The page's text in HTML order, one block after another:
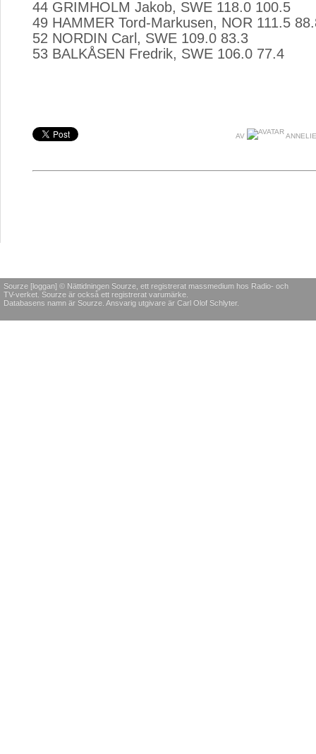
44 GRIMHOLM Jakob, SWE 118.0 100.5
49 HAMMER Tord-Markusen, NOR 111.5
52 NORDIN Carl, SWE 109.0 83.3
53 BALKÅSEN Fredrik, SWE 106.0 77.4
AV
Sourze [loggan] © Nättidningen Sourze, ett registrerat massmedium hos Radio- och
TV-verket. Sourze är också ett registrerat varumärke.
Databasens namn är Sourze. Ansvarig utgivare är Carl Olof Schlyter.